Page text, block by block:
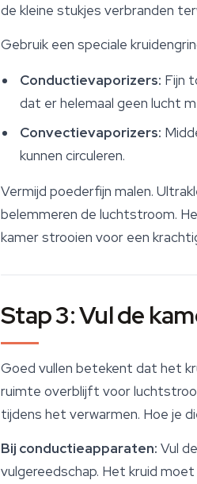
de kleine stukjes verbranden
Gebruik een speciale
Conductievaporizers: Fijn
dat er helemaal geen lucht
Convectievaporizers:
kunnen circuleren.
Vermijd poederfijn malen.
belemmeren de luchtstroom.
kamer strooien voor een
Stap 3: Vul de
Goed vullen betekent dat het
ruimte overblijft voor
tijdens het verwarmen. Hoe je
Bij conductieapparaten: Vul
vulgereedschap. Het kruid